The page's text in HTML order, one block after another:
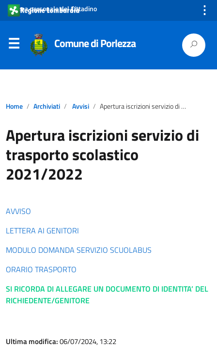
Area personale del Cittadino ⋮
Comune di Porlezza
Home Archiviati Avvisi Apertura iscrizioni servizio di trasporto scolastico 2021/2022
Apertura iscrizioni servizio di
trasporto scolastico
2021/2022
AVVISO
LETTERA AI GENITORI
MODULO DOMANDA SERVIZIO SCUOLABUS
ORARIO TRASPORTO
SI RICORDA DI ALLEGARE UN DOCUMENTO DI IDENTITA’ DEL
RICHIEDENTE/GENITORE
Ultima modifica:06/07/2024, 13:22